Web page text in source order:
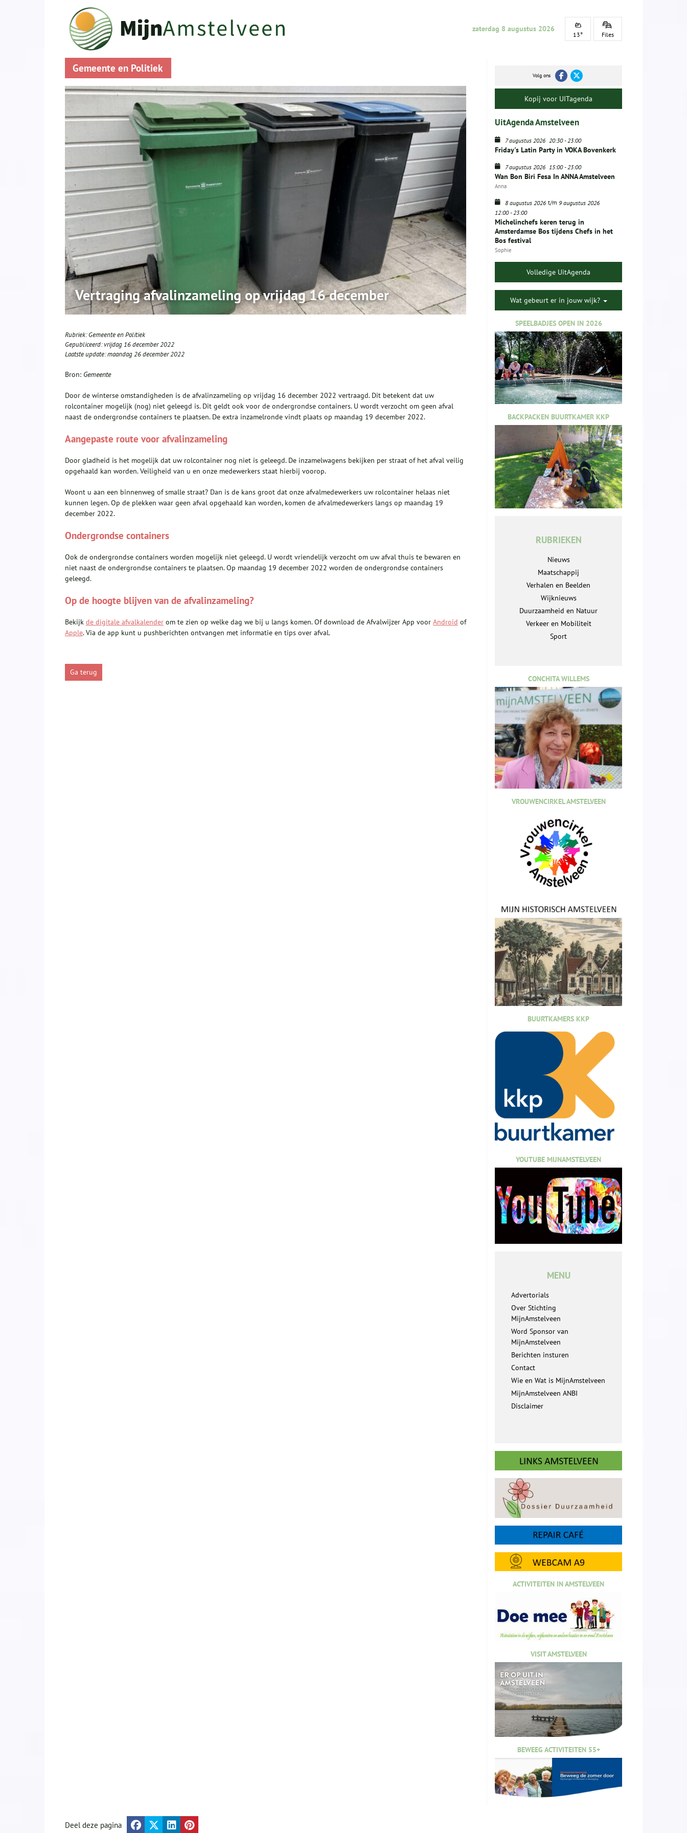
zaterdag 8 augustus 2026
13° Files
Gemeente en Politiek
Vertraging afvalinzameling op vrijdag 16 december
Rubriek:Gemeente en Politiek
Gepubliceerd:vrijdag 16 december 2022
Laatste update:maandag 26 december 2022
Bron: Gemeente
Door de winterse omstandigheden is de afvalinzameling op vrijdag 16 december 2022 vertraagd. Dit betekent dat uw
rolcontainer mogelijk (nog) niet geleegd is. Dit geldt ook voor de ondergrondse containers. U wordt verzocht om geen afval
naast de ondergrondse containers te plaatsen. De extra inzamelronde vindt plaats op maandag 19 december 2022.
Aangepaste route voor afvalinzameling
Door gladheid is het mogelijk dat uw rolcontainer nog niet is geleegd. De inzamelwagens bekijken per straat of het afval veilig
opgehaald kan worden. Veiligheid van u en onze medewerkers staat hierbij voorop.
Woont u aan een binnenweg of smalle straat? Dan is de kans groot dat onze afvalmedewerkers uw rolcontainer helaas niet
kunnen legen. Op de plekken waar geen afval opgehaald kan worden, komen de afvalmedewerkers langs op maandag 19
december 2022.
Ondergrondse containers
Ook de ondergrondse containers worden mogelijk niet geleegd. U wordt vriendelijk verzocht om uw afval thuis te bewaren en
niet naast de ondergrondse containers te plaatsen. Op maandag 19 december 2022 worden de ondergrondse containers
geleegd.
Op de hoogte blijven van de afvalinzameling?
Bekijk de digitale afvalkalender om te zien op welke dag we bij u langs komen. Of download de Afvalwijzer App voor Android of
Apple. Via de app kunt u pushberichten ontvangen met informatie en tips over afval.
Ga terug
Volg ons
Kopij voor UITagenda
UitAgenda Amstelveen
7 augustus 2026 20:30-23:00
Friday's Latin Party in VOKA Bovenkerk
7 augustus 2026 15:00-23:00
Wan Bon Biri Fesa In ANNA Amstelveen
Anna
8 augustus 2026 t/m 9 augustus 2026
12:00-23:00
Michelinchefs keren terug in
Amsterdamse Bos tijdens Chefs in het
Bos festival
Sophie
Volledige UitAgenda
Wat gebeurt er in jouw wijk?
SPEELBADJES OPEN IN 2026
BACKPACKEN BUURTKAMER KKP
RUBRIEKEN
Nieuws
Maatschappij
Verhalen en Beelden
Wijknieuws
Duurzaamheid en Natuur
Verkeer en Mobiliteit
Sport
CONCHITA WILLEMS
VROUWENCIRKEL AMSTELVEEN
BUURTKAMERS KKP
YOUTUBE MIJNAMSTELVEEN
MENU
Advertorials
Over Stichting
MijnAmstelveen
Word Sponsor van
MijnAmstelveen
Berichten insturen
Contact
Wie en Wat is MijnAmstelveen
MijnAmstelveen ANBI
Disclaimer
ACTIVITEITEN IN AMSTELVEEN
VISIT AMSTELVEEN
BEWEEG ACTIVITEITEN 55+
Deel deze pagina